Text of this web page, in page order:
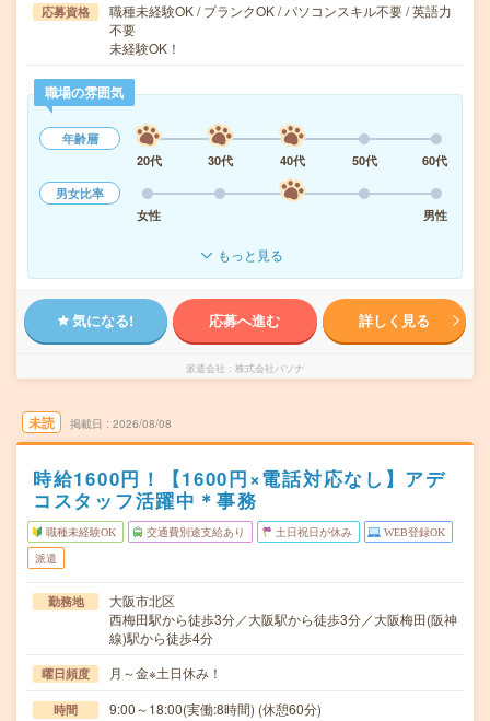
応募資格
職種未経験OK / ブランクOK / パソコンスキル不要 / 英語力
不要
未経験OK！
職場の雰囲気
年齢層
20代
30代 40代 50代
60代
男女比率
女性
男性
もっと見る
気になる! 応募へ進む 詳しく見る
派遣会社 株式会社パソナ
未読 掲載日 2026/08/08
時給1600円！【1600円×電話対応なし】アデ
コスタッフ活躍中＊事務
職種未経験OK 交通費別途支給あり 土日祝日が休み WEB登録OK
派遣
勤務地
大阪市北区
西梅田駅から徒歩3分／大阪駅から徒歩3分／大阪梅田(阪神
線)駅から徒歩4分
曜日頻度 月～金※土日休み！
時間 9:00～18:00(実働:8時間) (休憩60分)